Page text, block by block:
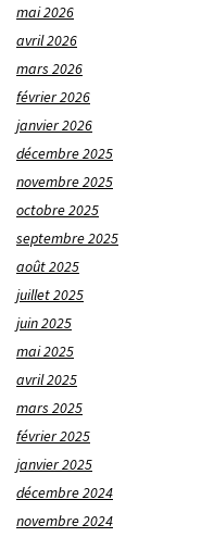
mai 2026
avril 2026
mars 2026
février 2026
janvier 2026
décembre 2025
novembre 2025
octobre 2025
septembre 2025
août 2025
juillet 2025
juin 2025
mai 2025
avril 2025
mars 2025
février 2025
janvier 2025
décembre 2024
novembre 2024